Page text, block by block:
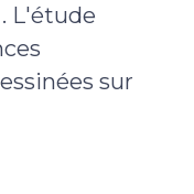
L'étude
sur